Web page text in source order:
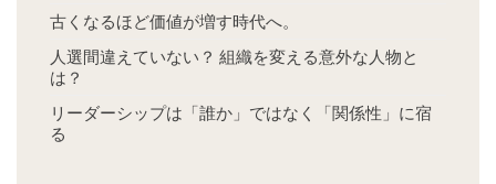
古くなるほど価値が増す時代へ。
人選間違えていない？ 組織を変える意外な人物と
は？
リーダーシップは「誰か」ではなく「関係性」に宿
る